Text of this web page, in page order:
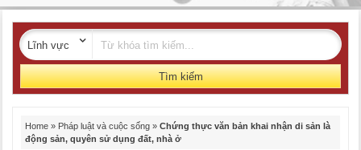
Tìm kiếm
Home » Pháp luật và cuộc sống » Chứng thực văn bản khai nhận di sản là
động sản, quyên sử dụng đất, nhà ở